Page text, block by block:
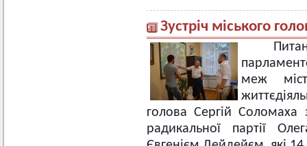
Зустріч міського
меж
голова Сергій
радикальної партії